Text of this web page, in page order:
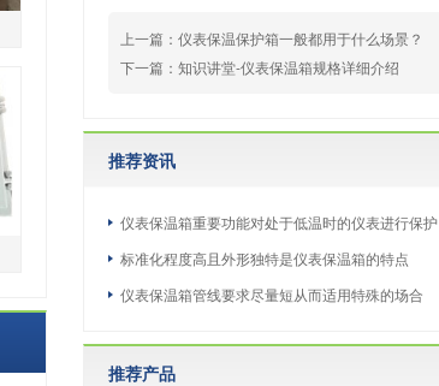
上一篇： 仪表保温保护箱一般都用于什么场景？
下一篇： 知识讲堂-仪表保温箱规格详细介绍
推荐资讯
仪表保温箱重要功能对处于低温时的仪表进行保护
标准化程度高且外形独特是仪表保温箱的特点
仪表保温箱管线要求尽量短从而适用特殊的场合
推荐产品